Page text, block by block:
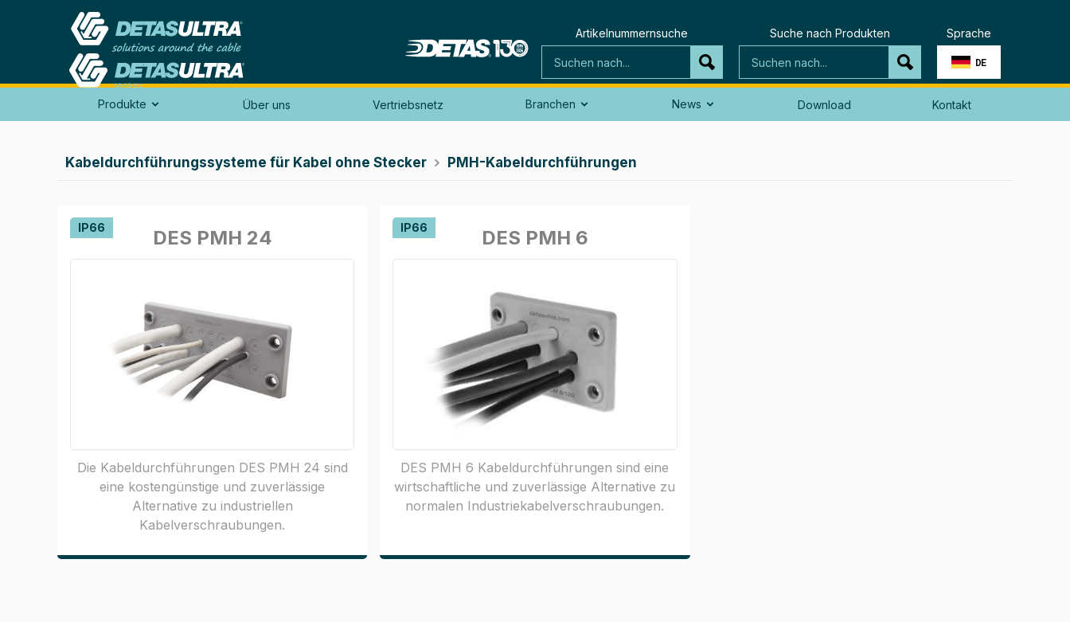
Artikelnummernsuche Suche nach Produkten Sprache
DE
Produkte  Über uns Vertriebsnetz Branchen  News  Download Kontakt
Kabeldurchführungssysteme für Kabel ohne Stecker  PMH-Kabeldurchführungen
DES PMH 24
Die Kabeldurchführungen DES PMH 24 sind
eine kostengünstige und zuverlässige
Alternative zu industriellen
Kabelverschraubungen.
IP66 DES PMH 6
DES PMH 6 Kabeldurchführungen sind eine
wirtschaftliche und zuverlässige Alternative zu
normalen Industriekabelverschraubungen.
IP66